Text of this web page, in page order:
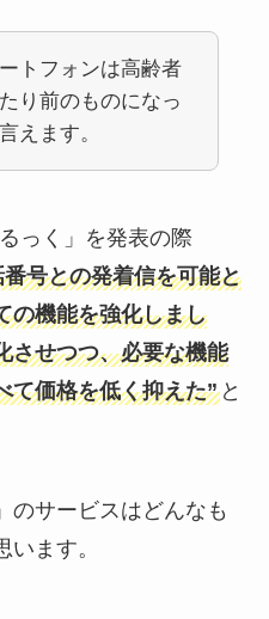
トフォンは高齢者
り前のものになっ
えます。
っく」を発表の際
号との発着信を可能と
の機能を強化しまし
させつつ、必要な機能
て価格を低く抑えた”と
のサービスはどんなも
ます。